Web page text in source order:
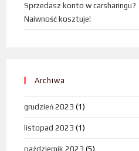
Sprzedasz konto w carsharingu?
Naiwność kosztuje!
Archiwa
grudzień 2023 (1)
listopad 2023 (1)
październik 2023 (5)